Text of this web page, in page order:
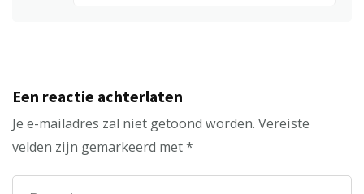
Een reactie achterlaten
Je e-mailadres zal niet getoond worden. Vereiste
velden zijn gemarkeerd met*